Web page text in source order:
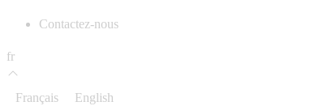
Contactez-nous
fr
Français English